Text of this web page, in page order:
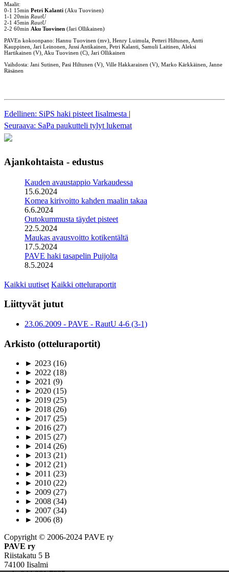
Maalit:
0-1 15min Petri Kalanti (Aku Tuovinen)
1-1 20min RautU
2-1 45min RautU
2-2 60min Aku Tuovinen (Jari Ollikainen)
PAVEn kokoonpano: Hannu Tuovinen (mv), Henry Luimula, Petteri Hiltunen, Antti
Kauppinen, Jari Leinonen, Jussi Antikainen, Petri Kalanti, Samuli Laitinen, Aleksi
Hartikainen (V), Aku Tuovinen (C), Jari Ollikainen
Vaihdosta: Jani Sutinen, Pasi Hiltunen (V), Ville Hakkarainen (V), Marko Kärkkäinen, Janne
Räsänen
Edellinen: SiPS haki pisteet Iisalmesta |
Seuraava: SaPa paukutteli tylyt lukemat
Ajankohtaista - edustus
Kauden avaustappio Varkaudessa
15.6.2024
Komea kirivoitto kahden maalin takaa
6.6.2024
Outokummusta täydet pisteet
22.5.2024
Maukas avausvoitto kotikentältä
17.5.2024
PAVE haki tasapelin Puijolta
8.5.2024
Kaikki uutiset Kaikki otteluraportit
Liittyvät jutut
23.06.2009 - PAVE - RautU 4-6 (3-1)
Arkisto (otteluraportit)
► 2023 (16)
► 2022 (18)
► 2021 (9)
► 2020 (15)
► 2019 (25)
► 2018 (26)
► 2017 (25)
► 2016 (27)
► 2015 (27)
► 2014 (26)
► 2013 (21)
► 2012 (21)
► 2011 (23)
► 2010 (22)
► 2009 (27)
► 2008 (34)
► 2007 (34)
► 2006 (8)
Copyright © 2006-2024 PAVE ry
PAVE ry
Riistakatu 5 B
74100 Iisalmi